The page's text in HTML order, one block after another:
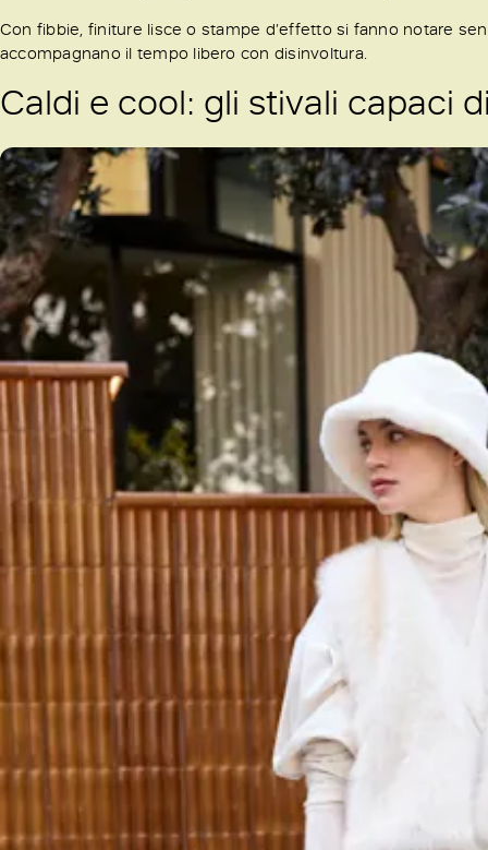
Con fibbie, finiture lisce o stampe d’effetto si fanno notare
accompagnano il tempo libero con disinvoltura.
Caldi e cool: gli stivali capaci